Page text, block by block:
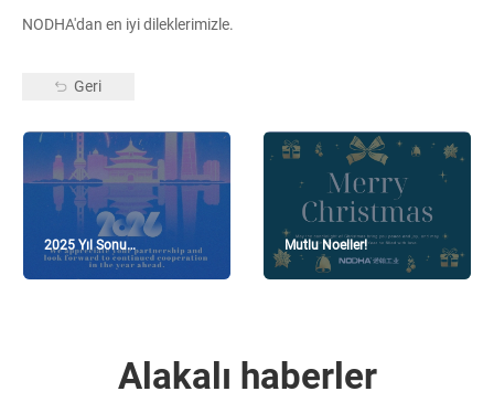
NODHA'dan en iyi dileklerimizle.
Geri
2025 Yıl Sonu
Değerlendirmesi!
Mutlu Noeller!
Alakalı haberler